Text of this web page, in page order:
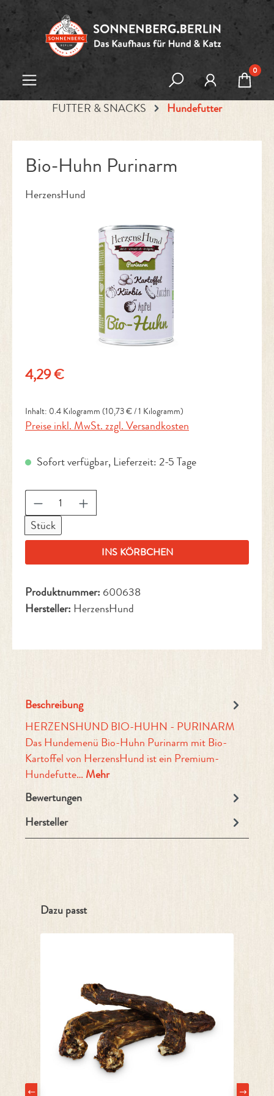
Zum Hauptinhalt springen
0
FUTTER & SNACKS Hundefutter
Bio-Huhn Purinarm
HerzensHund
Regulärer Preis:
4,29 €
Inhalt: 0.4 Kilogramm (10,73 € / 1 Kilogramm)
Preise inkl. MwSt. zzgl. Versandkosten
Sofort verfügbar, Lieferzeit: 2-5 Tage
Produkt Anzahl: Gib den gewünschten Wert
Stück
INS KÖRBCHEN
Produktnummer: 600638
Hersteller: HerzensHund
Beschreibung
HERZENSHUND BIO-HUHN - PURINARM
Das Hundemenü Bio-Huhn Purinarm mit Bio-
Kartoffel von HerzensHund ist ein Premium-
Hundefutte… Mehr
Bewertungen
Hersteller
Produktgalerie überspringen
Dazu passt